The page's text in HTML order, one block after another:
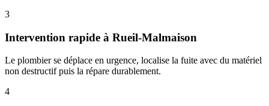
3
Intervention rapide à Rueil-Malmaison
Le plombier se déplace en urgence, localise la fuite avec du matériel
non destructif puis la répare durablement.
4